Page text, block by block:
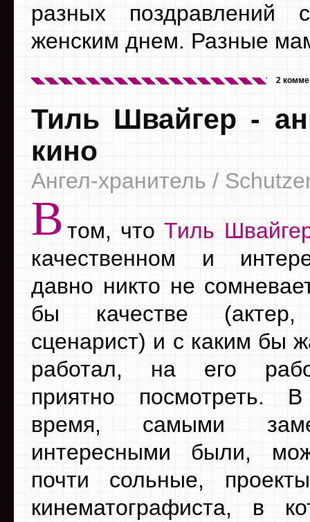
разных
женским днем. Разные
2
Тиль Швайгер -
кино
Ангел-хранитель /
В том, чтоТиль
качественном и
давно никто не
бы качестве (актер,
сценарист) и с каким бы
работал, на его
приятно посмотреть.
время, самыми
интересными были,
почти сольные,
кинематографиста, в